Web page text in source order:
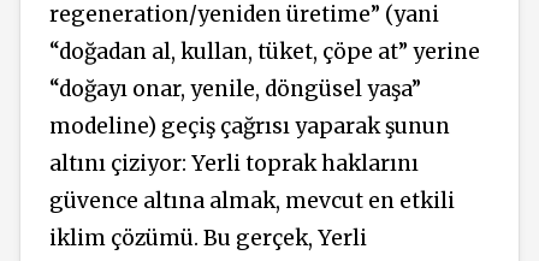
regeneration/yeniden üretime” (yani
“doğadan al, kullan, tüket, çöpe at” yerine
“doğayı onar, yenile, döngüsel yaşa”
modeline) geçiş çağrısı yaparak şunun
altını çiziyor: Yerli toprak haklarını
güvence altına almak, mevcut en etkili
iklim çözümü. Bu gerçek, Yerli